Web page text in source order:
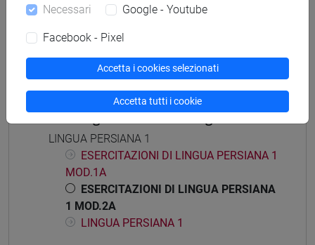
MOD.2A [LT005T]
Struttura generale dell'insegnamento
LINGUA PERSIANA 1
ESERCITAZIONI DI LINGUA PERSIANA 1
MOD.1A
ESERCITAZIONI DI LINGUA PERSIANA
1 MOD.2A
LINGUA PERSIANA 1
Necessari Google - Youtube
Facebook - Pixel
Accetta i cookies selezionati
Accetta tutti i cookie